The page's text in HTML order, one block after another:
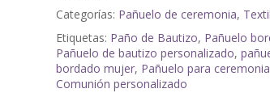
Categorías: Pañuelo de ceremonia, Textil
Etiquetas: Paño de Bautizo, Pañuelo
Pañuelo de bautizo personalizado,
bordado mujer, Pañuelo para ceremonia
Comunión personalizado